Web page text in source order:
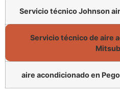
Servicio técnico Johnson
Servicio técnico de aire
aire acondicionado en